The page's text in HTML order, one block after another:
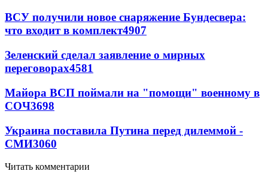
ВСУ получили новое снаряжение Бундесвера:
что входит в комплект4907
Зеленский сделал заявление о мирных
переговорах4581
Майора ВСП поймали на "помощи" военному в
СОЧ3698
Украина поставила Путина перед дилеммой -
СМИ3060
Читать комментарии